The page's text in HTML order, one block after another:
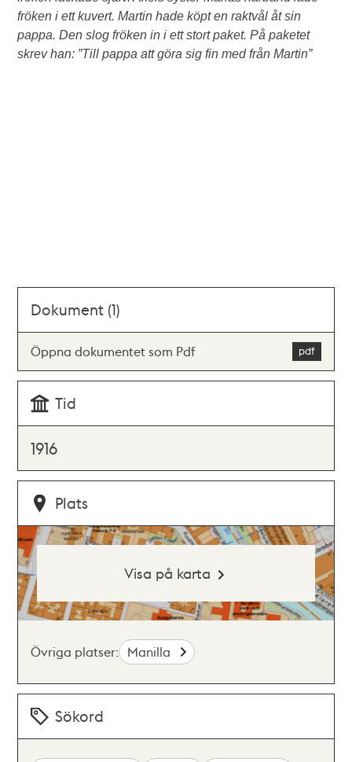
fröken i ett kuvert. Martin hade köpt en raktvål åt sin
pappa. Den slog fröken in i ett stort paket. På paketet
skrev han: ”Till pappa att göra sig fin med från Martin”
Dokument (1)
Öppna dokumentet som Pdf
Tid
1916
Plats
Visa på karta
Övriga platser: Manilla
Sökord